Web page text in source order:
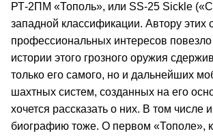
РТ‑2ПМ «Тополь», или SS‑25 Sickle
западной классификации. Автору этих
профессиональных интересов повезло
истории этого грозного оружия
только его самого, но и дальнейших
шахтных систем, созданных на его
хочется рассказать о них. В том числе
биографию тоже. О первом «Тополе»,